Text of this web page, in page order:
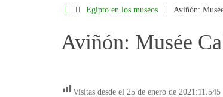
Egipto en los museos Aviñón:
Aviñón: Musée
Visitas desde el 25 de enero de 2021:11.545